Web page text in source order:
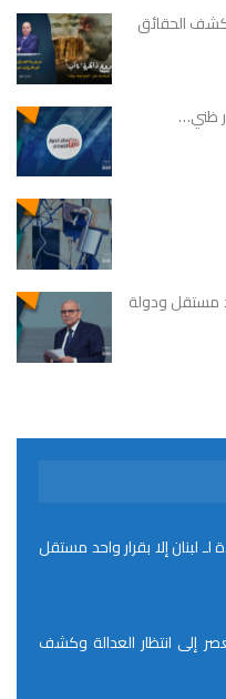
ظني…
مستقل ودولة
لبنان إلا بقرار واحد مستقل
إلى انتظار العدالة وكشف